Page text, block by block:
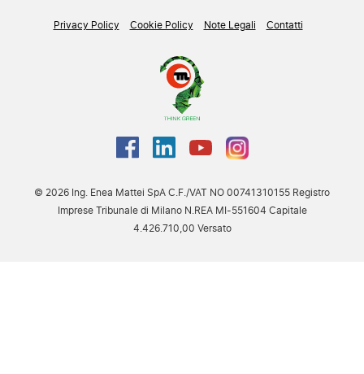
Privacy Policy Cookie Policy Note Legali Contatti
© 2026 Ing. Enea Mattei SpA C.F./VAT NO 00741310155 Registro
Imprese Tribunale di Milano N.REA MI-551604 Capitale
4.426.710,00 Versato